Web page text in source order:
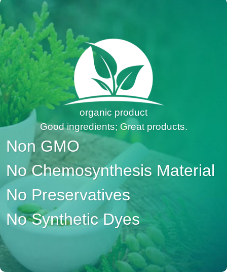
organic product
Good ingredients; Great products.
Non GMO
No Chemosynthesis Material
No Preservatives
No Synthetic Dyes